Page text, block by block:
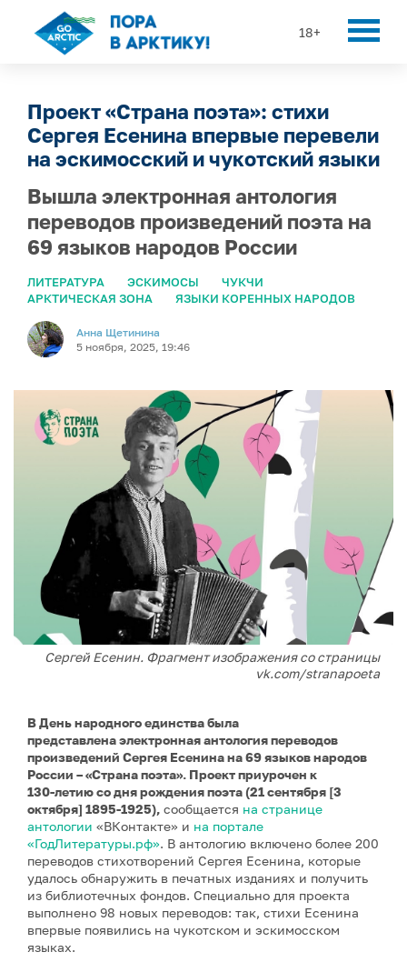
18+
Проект «Страна поэта»: стихи
Сергея Есенина впервые перевели
на эскимосский и чукотский языки
Вышла электронная антология
переводов произведений поэта на
69 языков народов России
ЛИТЕРАТУРА ЭСКИМОСЫ
ЧУКЧИ
АРКТИЧЕСКАЯ ЗОНА
ЯЗЫКИ КОРЕННЫХ НАРОДОВ
Анна Щетинина
5 ноября, 2025, 19:46
Сергей Есенин. Фрагмент изображения со страницы
vk.com/stranapoeta
В День народного единства была
представлена электронная антология переводов
произведений Сергея Есенина на 69 языков народов
России – «Страна поэта». Проект приурочен к
130‑летию со дня рождения поэта (21 сентября [3
октября] 1895-1925), сообщается на странице
антологии «ВКонтакте» и на портале
«ГодЛитературы.рф». В антологию включено более 200
переводов стихотворений Сергея Есенина, которые
удалось обнаружить в печатных изданиях и получить
из библиотечных фондов. Специально для проекта
выполнено 98 новых переводов: так, стихи Есенина
впервые появились на чукотском и эскимосском
языках.